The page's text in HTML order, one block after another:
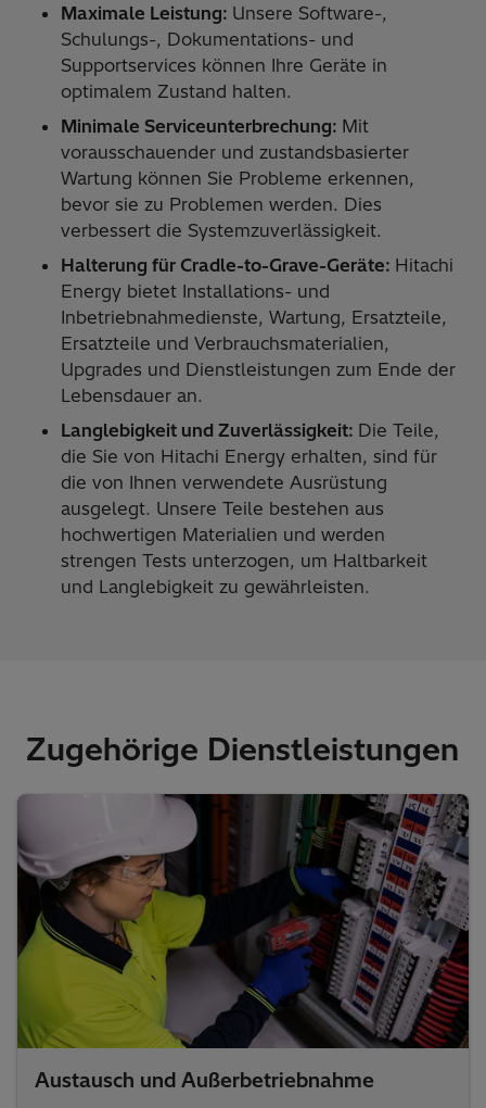
Maximale Leistung: Unsere Software-,
Schulungs-, Dokumentations- und
Supportservices können Ihre Geräte in
optimalem Zustand halten.
Minimale Serviceunterbrechung: Mit
vorausschauender und zustandsbasierter
Wartung können Sie Probleme erkennen,
bevor sie zu Problemen werden. Dies
verbessert die Systemzuverlässigkeit.
Halterung für Cradle-to-Grave-Geräte: Hitachi
Energy bietet Installations- und
Inbetriebnahmedienste, Wartung, Ersatzteile,
Ersatzteile und Verbrauchsmaterialien,
Upgrades und Dienstleistungen zum Ende der
Lebensdauer an.
Langlebigkeit und Zuverlässigkeit: Die Teile,
die Sie von Hitachi Energy erhalten, sind für
die von Ihnen verwendete Ausrüstung
ausgelegt. Unsere Teile bestehen aus
hochwertigen Materialien und werden
strengen Tests unterzogen, um Haltbarkeit
und Langlebigkeit zu gewährleisten.
Zugehörige Dienstleistungen
Austausch und Außerbetriebnahme